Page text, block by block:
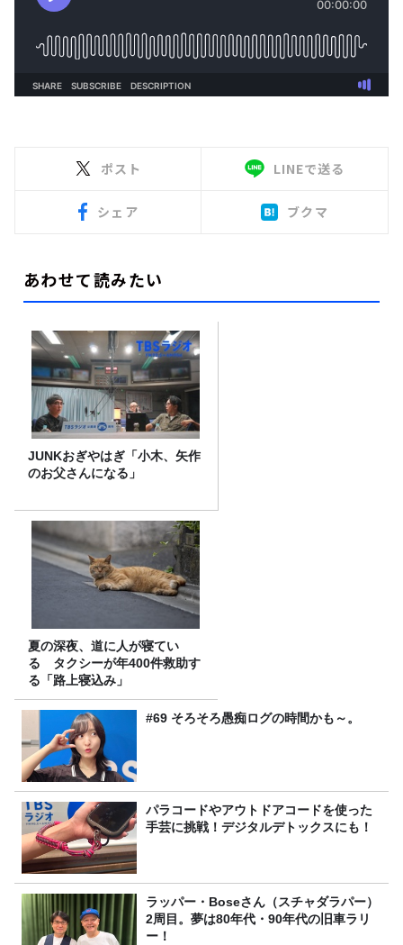
ポスト LINEで送る
シェア ブクマ
あわせて読みたい
JUNKおぎやはぎ「小木、矢作
のお父さんになる」
夏の深夜、道に人が寝てい
る タクシーが年400件救助す
る「路上寝込み」
#69 そろそろ愚痴ログの時間かも～。
パラコードやアウトドアコードを使った
手芸に挑戦！デジタルデトックスにも！
ラッパー・Boseさん（スチャダラパー）
2周目。夢は80年代・90年代の旧車ラリ
ー！